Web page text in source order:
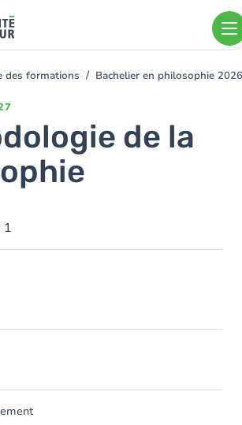
des formations Bachelier en philosophie
de la
1